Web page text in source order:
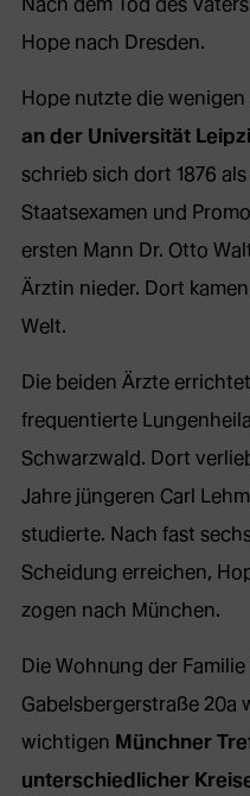
Hope nach Dresden.
Hope nutzte die
an der Universität
schrieb sich dort 1876
Staatsexamen und
ersten Mann Dr. Otto
Ärztin nieder. Dort
Welt.
Die beiden Ärzte
frequentierte
Schwarzwald. Dort
Jahre jüngeren Carl
studierte. Nach fast
Scheidung erreichen,
zogen nach München.
Die Wohnung der
Gabelsbergerstraße 20a
wichtigen Münchner
unterschiedlicher